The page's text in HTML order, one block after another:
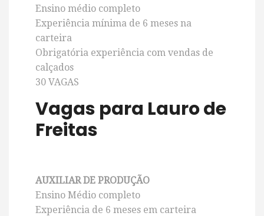
Ensino médio completo
Experiência mínima de 6 meses na
carteira
Obrigatória experiência com vendas de
calçados
30 VAGAS
Vagas para Lauro de
Freitas
AUXILIAR DE PRODUÇÃO
Ensino Médio completo
Experiência de 6 meses em carteira